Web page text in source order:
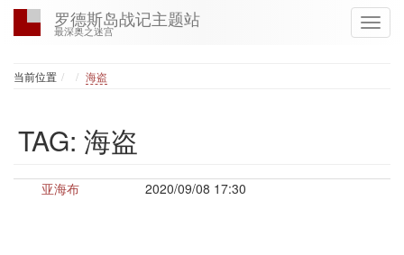
罗德斯岛战记主题站
最深奥之迷宫
当前位置 Home
海盗
TAG: 海盗
亚海布 2020/09/08 17:30